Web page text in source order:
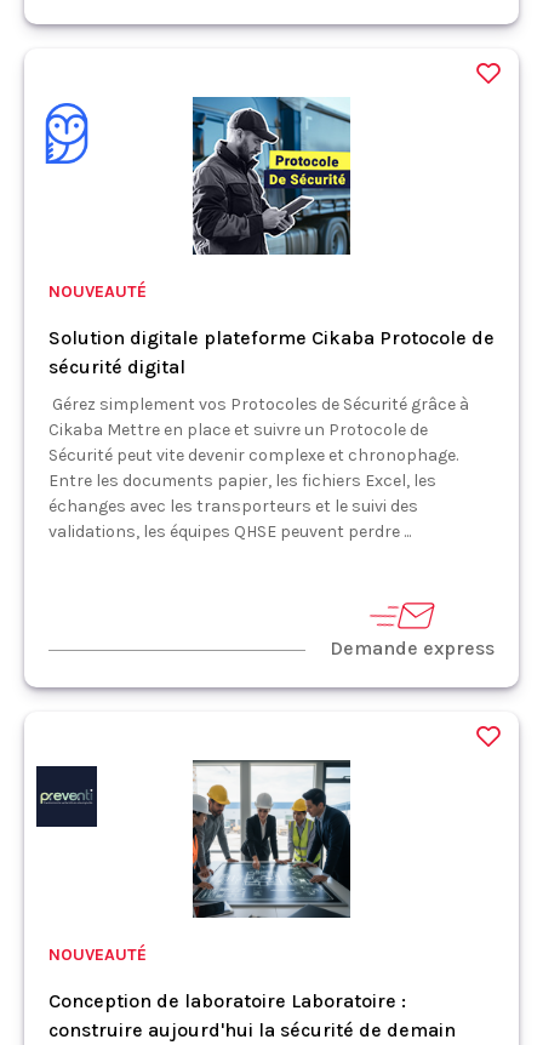
NOUVEAUTÉ
Solution digitale plateforme Cikaba Protocole de
sécurité digital
Gérez simplement vos Protocoles de Sécurité grâce à
Cikaba Mettre en place et suivre un Protocole de
Sécurité peut vite devenir complexe et chronophage.
Entre les documents papier, les fichiers Excel, les
échanges avec les transporteurs et le suivi des
validations, les équipes QHSE peuvent perdre ...
Demande express
NOUVEAUTÉ
Conception de laboratoire Laboratoire :
construire aujourd'hui la sécurité de demain